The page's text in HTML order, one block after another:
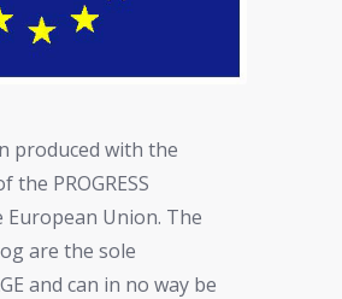
produced with the
PROGRESS
Union. The
are the sole
and can in no way be